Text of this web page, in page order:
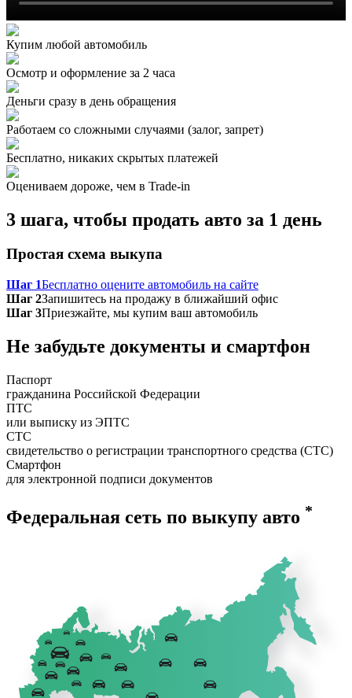
Купим любой автомобиль
Осмотр и оформление за 2 часа
Деньги сразу в день обращения
Работаем со сложными случаями (залог, запрет)
Бесплатно, никаких скрытых платежей
Оцениваем дороже, чем в Trade‑in
3 шага, чтобы продать авто за 1 день
Простая схема выкупа
Шаг 1Бесплатно оцените автомобиль на сайте
Шаг 2Запишитесь на продажу в ближайший офис
Шаг 3Приезжайте, мы купим ваш автомобиль
Не забудьте документы и смартфон
Паспорт
гражданина Российской Федерации
ПТС
или выписку из ЭПТС
СТС
свидетельство о регистрации транспортного средства (СТС)
Смартфон
для электронной подписи документов
Федеральная сеть по выкупу авто *